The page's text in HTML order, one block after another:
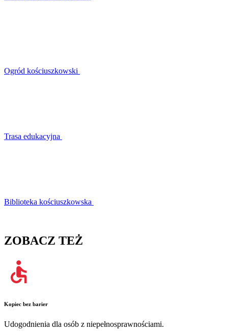
Ogród kościuszkowski
Trasa edukacyjna
Biblioteka kościuszkowska
ZOBACZ TEŻ
Kopiec bez barier
Udogodnienia dla osób z niepełnosprawnościami.